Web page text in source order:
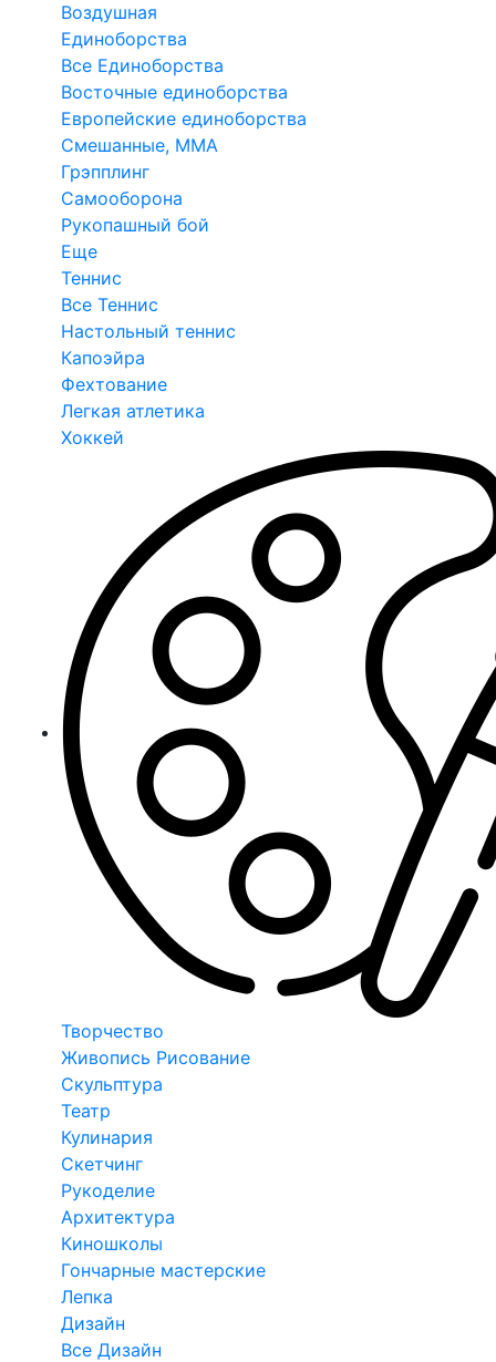
Воздушная
Единоборства
Все Единоборства
Восточные единоборства
Европейские единоборства
Смешанные, ММА
Грэпплинг
Самооборона
Рукопашный бой
Еще
Теннис
Все Теннис
Настольный теннис
Капоэйра
Фехтование
Легкая атлетика
Хоккей
Творчество
Живопись Рисование
Скульптура
Театр
Кулинария
Скетчинг
Рукоделие
Архитектура
Киношколы
Гончарные мастерские
Лепка
Дизайн
Все Дизайн